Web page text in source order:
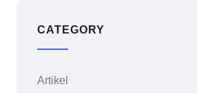
CATEGORY
Artikel